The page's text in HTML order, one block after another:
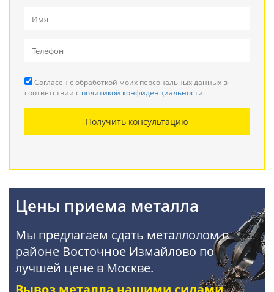
Прием кабеля
Резка металла
Демонтаж металлоконструкций
Покупка АКБ
Согласен с обработкой моих персональных данных в
соответствии с политикой конфиденциальности.
Получить консультацию
Цены приема металла
Мы предлагаем сдать металлолом в
районе Восточное Измайлово по
лучшей цене в Москве.